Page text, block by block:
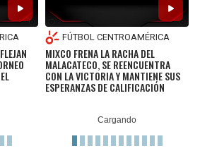
FÚTBOL CENTROAMÉRICA
MIXCO FRENA LA RACHA DEL
MALACATECO, SE REENCUENTRA
CON LA VICTORIA Y MANTIENE SUS
ESPERANZAS DE CALIFICACIÓN